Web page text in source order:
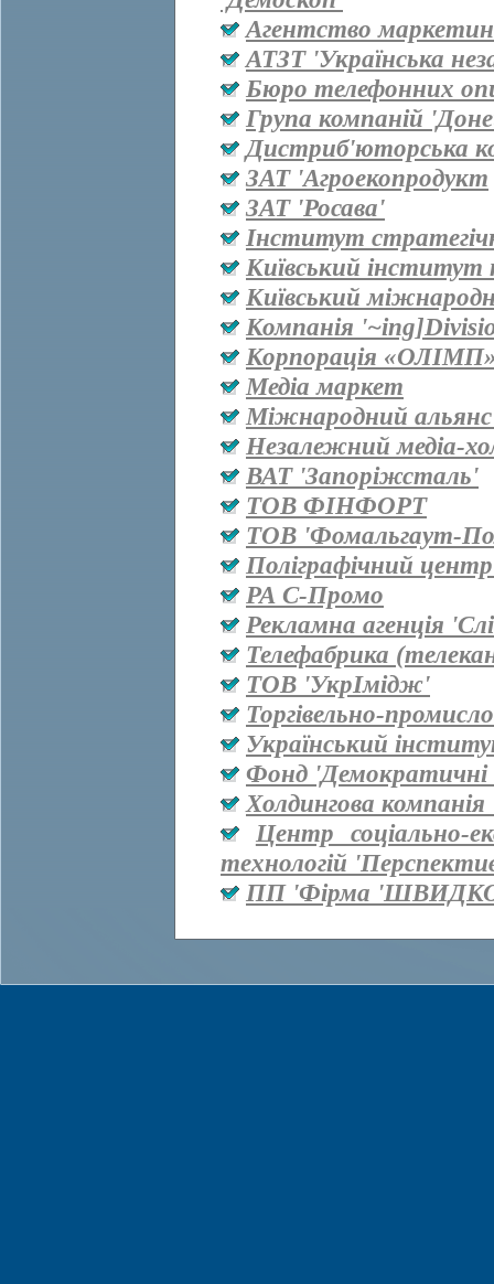
Агентство
АТЗТ 'Українська
Бюро телефонних
Група компаній
Дистриб'юторська
ЗАТ 'Агроекопродукт
ЗАТ 'Росава'
Інститут
Київський інститут
Київський
Компанія
Корпорація
Медіа маркет
Міжнародний
Незалежний медіа-
ВАТ 'Запоріжсталь'
ТОВ ФІНФОРТ
ТОВ 'Фомальгаут-
Поліграфічний
РА С-Промо
Рекламна агенція
Телефабрика
ТОВ 'УкрІмідж'
Торгівельно-
Український
Фонд 'Демократичні
Холдингова
Центр соціально-
технологій
ПП 'Фірма